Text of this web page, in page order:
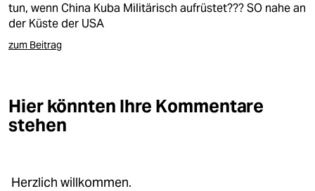
shop
fragen & hilfe
abo
tun, wenn China Kuba Militärisch aufrüstet??? SO nahe an
der Küste der USA
zum Beitrag
Hier könnten Ihre Kommentare
stehen
Herzlich willkommen.